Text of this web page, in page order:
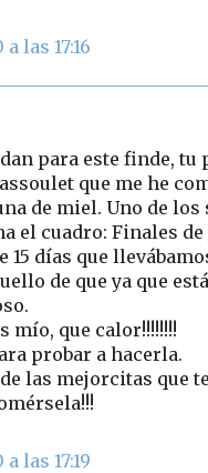
las 17:16
para este finde, tu
que me he
de miel. Uno de
el cuadro: Finales
15 días que
de que ya que
mío, que calor!!!!!!!!
probar a hacerla.
las mejorcitas que
las 17:19